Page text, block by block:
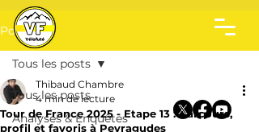
Post
Tous les posts
Analyses & Enquêtes
Tous les posts
Tour de France 2025 - Etape 13 : Parcours,
profil et favoris à Peyragudes
Thibaud Chambre
4 min de lecture